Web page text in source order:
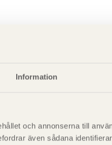
Information
och annonserna till
även sådana
och